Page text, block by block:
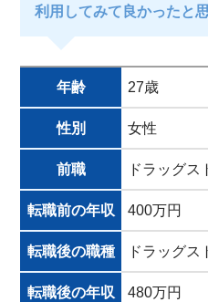
利用してみて良かったと思
年齢 27歳
性別 女性
前職 ドラッグス
転職前の年収 400万円
転職後の職種 ドラッグス
転職後の年収 480万円